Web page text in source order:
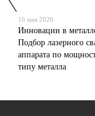
16 мая 2026
Инновации в
Подбор лазерного
аппарата по
типу металла